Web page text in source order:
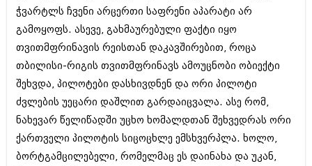
ჭვარტლს ჩვენი არცერთი საფრენი აპარატი არ
გამოყოფს. ასევე, გახმაურებული ფაქტი იყო
თვითმფრინავის რეისთან დაკავშირებით, როცა
თბილისი-რიგის თვითმფრინავს ამოუცნობი ობიექტი
შეხვდა, პილოტები დასხივდნენ და ორი პილოტი
ძვლების უეცარი დაშლით გარდაიცვალა. ასე რომ,
ნახევარ წელიწადში უცხო ხომალდთან შეხვედრას ორი
ქართველი პილოტის სიცოცხლე ემსხვერპლა. ხოლო,
ბორტგამცილებელი, რომელმაც ეს დაინახა და უკან,